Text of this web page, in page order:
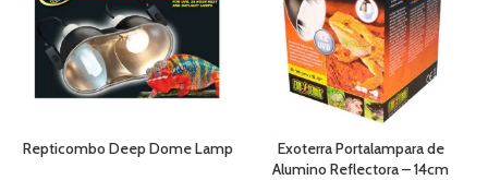
Repticombo Deep Dome Lamp
Exoterra Portalampara de
Alumino Reflectora – 14cm